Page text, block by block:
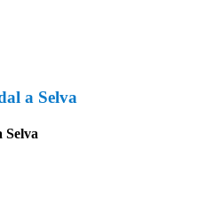
a Selva
Selva